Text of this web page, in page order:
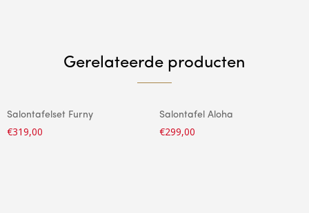
Gerelateerde producten
Salontafelset Furny
€319,00
Salontafel Aloha
€299,00